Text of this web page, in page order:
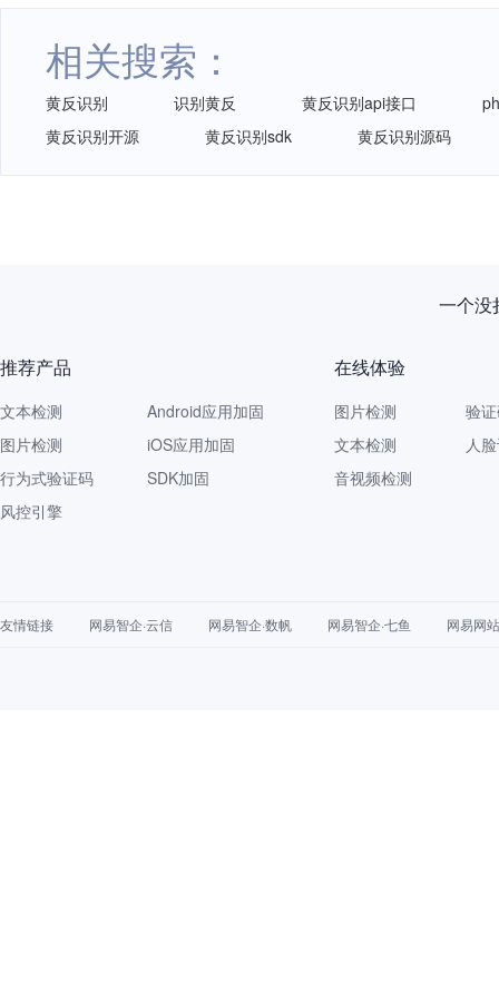
相关搜索：
黄反识别 识别黄反 黄反识别api接口
黄反识别开源
黄反识别sdk 黄反识别源码
一个没
推荐产品
文本检测
图片检测
行为式验证码
风控引擎
Android应用加固
iOS应用加固
SDK加固
在线体验
图片检测
文本检测
音视频检测
验
人
友情链接 网易智企·云信 网易智企·数帆 网易智企·七鱼 网易网